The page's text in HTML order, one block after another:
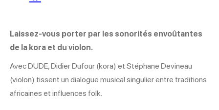
Laissez-vous porter par les sonorités envoûtantes
de la kora et du violon.
Avec DUDE, Didier Dufour (kora) et Stéphane Devineau
(violon) tissent un dialogue musical singulier entre traditions
africaines et influences folk.